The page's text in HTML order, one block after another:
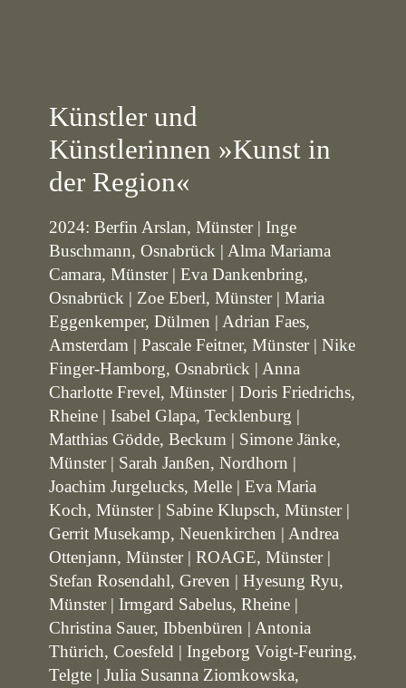
Künstler und
Künstlerinnen »Kunst in
der Region«
2024: Berfin Arslan, Münster | Inge
Buschmann, Osnabrück | Alma Mariama
Camara, Münster | Eva Dankenbring,
Osnabrück | Zoe Eberl, Münster | Maria
Eggenkemper, Dülmen | Adrian Faes,
Amsterdam | Pascale Feitner, Münster | Nike
Finger-Hamborg, Osnabrück | Anna
Charlotte Frevel, Münster | Doris Friedrichs,
Rheine | Isabel Glapa, Tecklenburg |
Matthias Gödde, Beckum | Simone Jänke,
Münster | Sarah Janßen, Nordhorn |
Joachim Jurgelucks, Melle | Eva Maria
Koch, Münster | Sabine Klupsch, Münster |
Gerrit Musekamp, Neuenkirchen | Andrea
Ottenjann, Münster | ROAGE, Münster |
Stefan Rosendahl, Greven | Hyesung Ryu,
Münster | Irmgard Sabelus, Rheine |
Christina Sauer, Ibbenbüren | Antonia
Thürich, Coesfeld | Ingeborg Voigt-Feuring,
Telgte | Julia Susanna Ziomkowska,